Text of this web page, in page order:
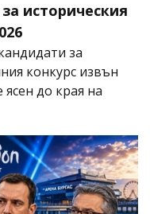
историческия
за
конкурс извън
до края на